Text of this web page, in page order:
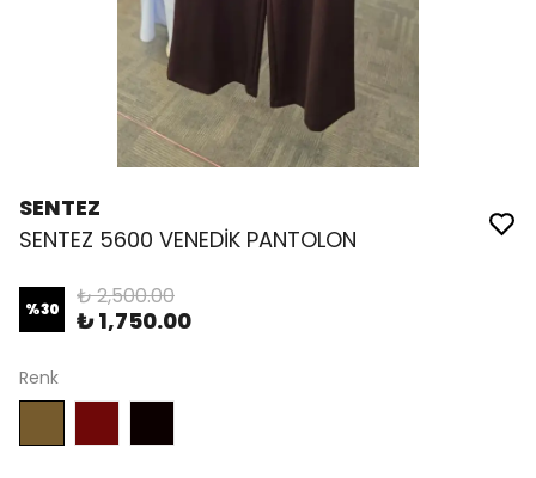
SENTEZ
SENTEZ 5600 VENEDİK PANTOLON
%30 ₺ 2,500.00
₺ 1,750.00
Renk